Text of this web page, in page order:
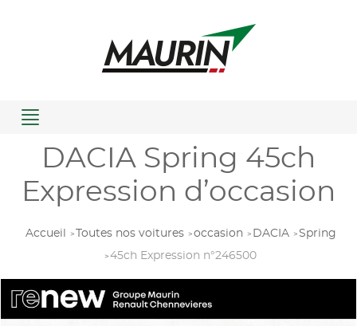
Menu
DACIA Spring 45ch
Expression d’occasion
Accueil Toutes nos voitures occasion DACIA
Spring
45ch Expression n°246500